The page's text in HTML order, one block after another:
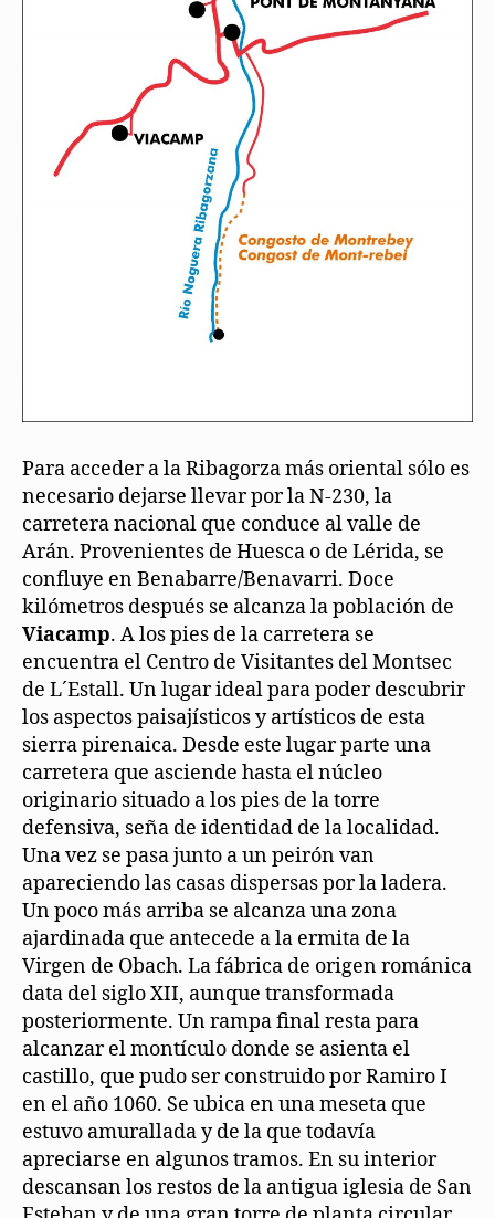
Para acceder a la Ribagorza más oriental sólo es
necesario dejarse llevar por la N-230, la
carretera nacional que conduce al valle de
Arán. Provenientes de Huesca o de Lérida, se
confluye en Benabarre/Benavarri. Doce
kilómetros después se alcanza la población de
Viacamp. A los pies de la carretera se
encuentra el Centro de Visitantes del Montsec
de L´Estall. Un lugar ideal para poder descubrir
los aspectos paisajísticos y artísticos de esta
sierra pirenaica. Desde este lugar parte una
carretera que asciende hasta el núcleo
originario situado a los pies de la torre
defensiva, seña de identidad de la localidad.
Una vez se pasa junto a un peirón van
apareciendo las casas dispersas por la ladera.
Un poco más arriba se alcanza una zona
ajardinada que antecede a la ermita de la
Virgen de Obach. La fábrica de origen románica
data del siglo XII, aunque transformada
posteriormente. Un rampa final resta para
alcanzar el montículo donde se asienta el
castillo, que pudo ser construido por Ramiro I
en el año 1060. Se ubica en una meseta que
estuvo amurallada y de la que todavía
apreciarse en algunos tramos. En su interior
descansan los restos de la antigua iglesia de San